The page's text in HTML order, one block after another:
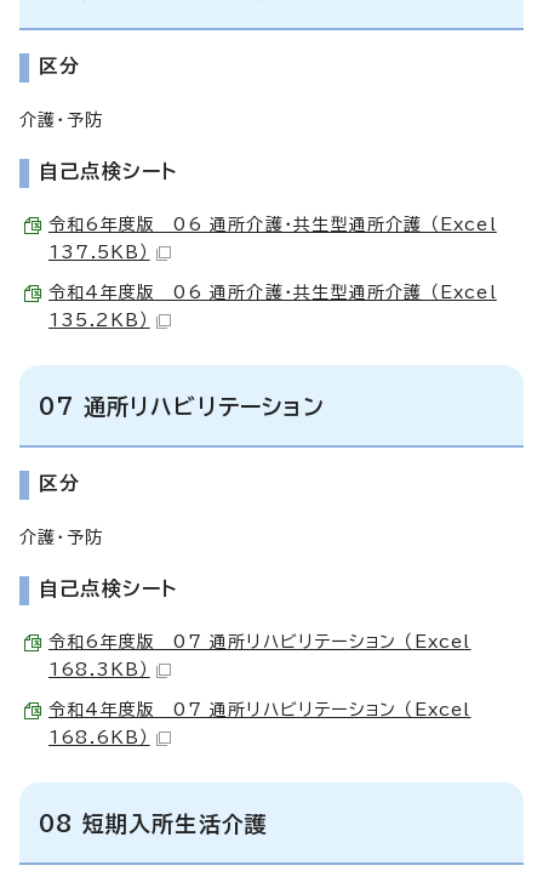
区分
介護・予防
自己点検シート
令和6年度版 06 通所介護・共生型通所介護 （Excel
137.5KB）
令和4年度版 06 通所介護・共生型通所介護 （Excel
135.2KB）
07 通所リハビリテーション
区分
介護・予防
自己点検シート
令和6年度版 07 通所リハビリテーション （Excel
168.3KB）
令和4年度版 07 通所リハビリテーション （Excel
168.6KB）
08 短期入所生活介護